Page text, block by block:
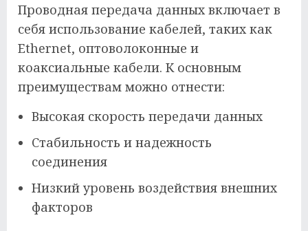
Проводная передача данных включает в
себя использование кабелей, таких как
Ethernet, оптоволоконные и
коаксиальные кабели. К основным
преимуществам можно отнести:
Высокая скорость передачи данных
Стабильность и надежность
соединения
Низкий уровень воздействия внешних
факторов